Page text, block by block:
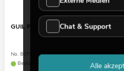
GUIL PTA-440/40 Steckfuß
No. 80702880
Bestand reicht ca. 12 Wo.
Chat & Support
Alle